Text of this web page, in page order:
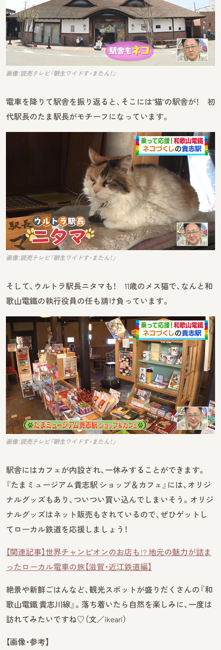
画像：読売テレビ『朝生ワイドす・またん！』
電車を降りて駅舎を振り返ると、そこには“猫”の駅舎が！ 初
代駅長のたま駅長がモチーフになっています。
画像：読売テレビ『朝生ワイドす・またん！』
そして、ウルトラ駅長ニタマも！ 11歳のメス猫で、なんと和
歌山電鐵の執行役員の任も請け負っています。
画像：読売テレビ『朝生ワイドす・またん！』
駅舎にはカフェが内設され、一休みすることができます。
『たまミュージアム貴志駅 ショップ＆カフェ』には、オリジ
ナルグッズもあり、ついつい買い込んでしまいそう。オリジ
ナルグッズはネット販売もされているので、ぜひゲットし
てローカル鉄道を応援しましょう！
【関連記事】世界チャンピオンのお店も!? 地元の魅力が詰ま
ったローカル電車の旅【滋賀・近江鉄道編】
絶景や新鮮ごはんなど、観光スポットが盛りだくさんの『和
歌山電鐵 貴志川線』。落ち着いたら自然を楽しみに、一度は
訪れてみたいですね♡（文／ikeari）
【画像・参考】